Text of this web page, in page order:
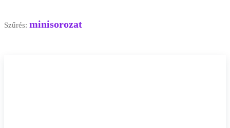
Szűrés: minisorozat